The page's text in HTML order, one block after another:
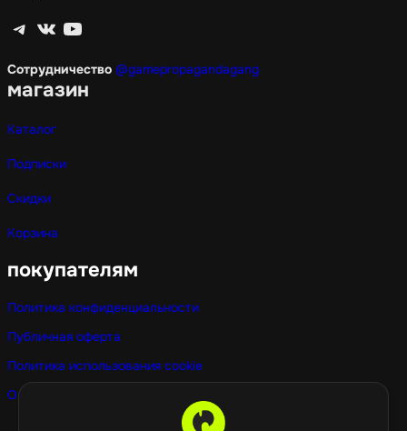
Telegram ВКонтакте YouTube
Сотрудничество @gamepropagandagang
магазин
Каталог
Подписки
Скидки
Корзина
покупателям
Политика конфиденциальности
Публичная оферта
Политика использования cookie
Оптовые покупки